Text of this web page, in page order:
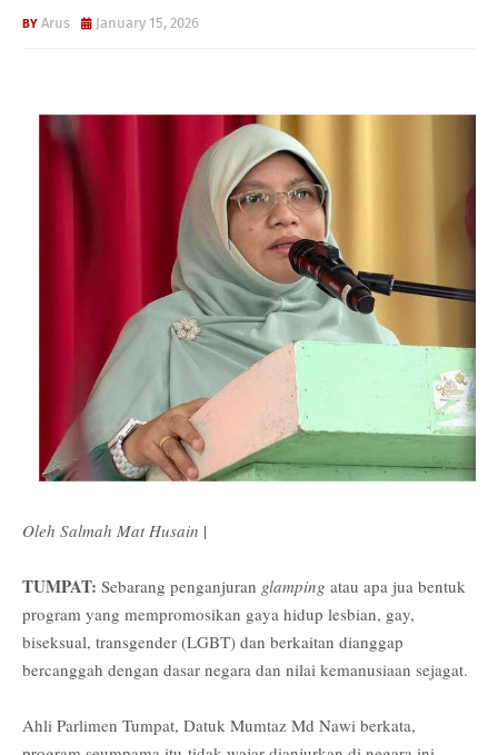
Arus January 15, 2026
Oleh Salmah Mat Husain |
TUMPAT: Sebarang penganjuran glamping atau apa jua bentuk
program yang mempromosikan gaya hidup lesbian, gay,
biseksual, transgender (LGBT) dan berkaitan dianggap
bercanggah dengan dasar negara dan nilai kemanusiaan sejagat.
Ahli Parlimen Tumpat, Datuk Mumtaz Md Nawi berkata,